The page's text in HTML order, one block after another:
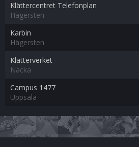
Klättercentret Telefonplan
Hägersten
Karbin
Hägersten
Klätterverket
Nacka
Campus 1477
Uppsala